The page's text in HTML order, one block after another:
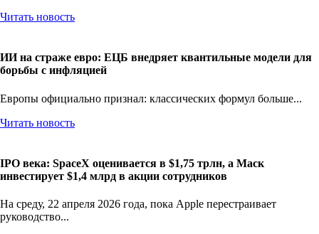
Читать новость
ИИ на страже евро: ЕЦБ внедряет квантильные модели для
борьбы с инфляцией
Европы официально признал: классических формул больше...
Читать новость
IPO века: SpaceX оценивается в $1,75 трлн, а Маск
инвестирует $1,4 млрд в акции сотрудников
На среду, 22 апреля 2026 года, пока Apple перестраивает
руководство...